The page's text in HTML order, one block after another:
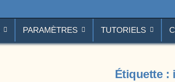
PARAMÈTRES TUTORIELS
Étiquette :